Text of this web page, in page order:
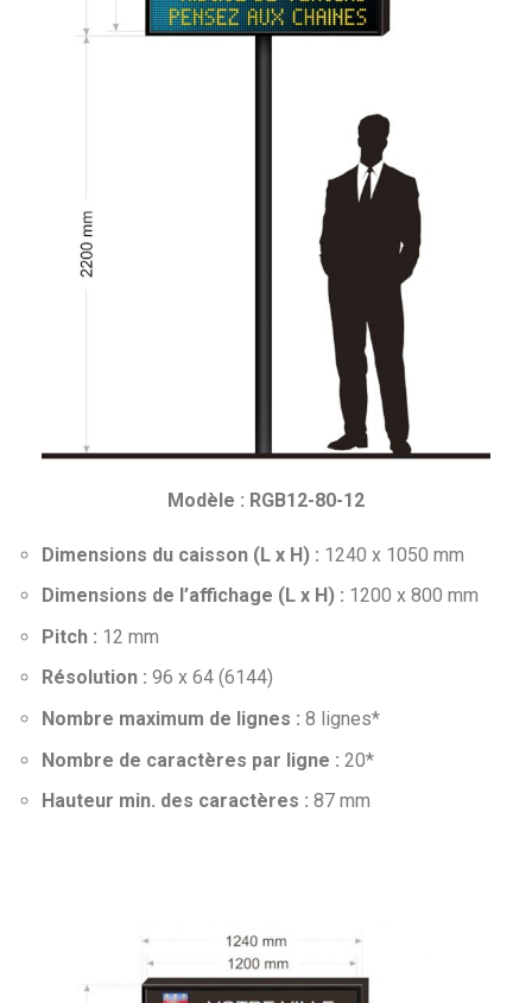
Modèle : RGB12-80-12
Dimensions du caisson (L x H) : 1240 x 1050 mm
Dimensions de l’affichage (L x H) : 1200 x 800 mm
Pitch : 12 mm
Résolution : 96 x 64 (6144)
Nombre maximum de lignes : 8 lignes*
Nombre de caractères par ligne : 20*
Hauteur min. des caractères : 87 mm